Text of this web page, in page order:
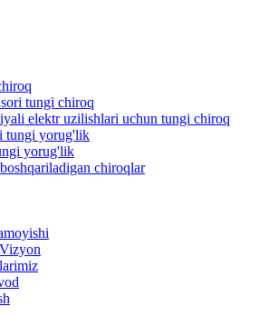
tungi chiroq
elektr uzilishlari uchun tungi chiroq
tungi yorug'lik
yorug'lik
chiroqlar